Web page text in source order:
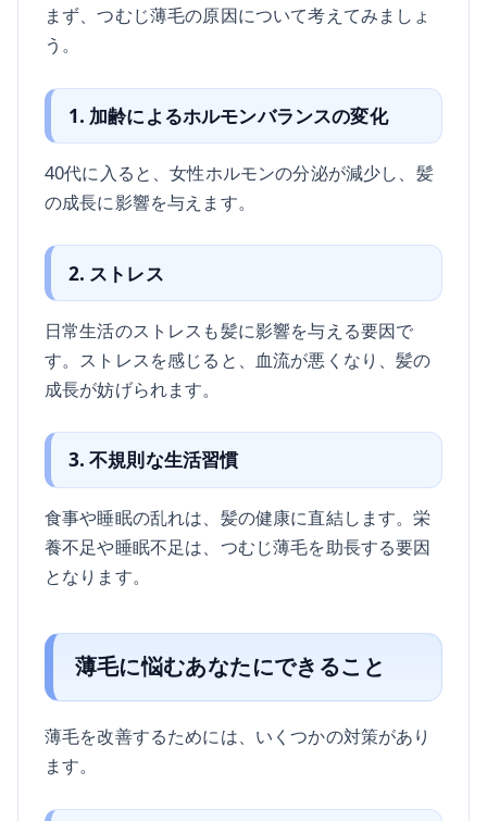
まず、つむじ薄毛の原因について考えてみましょ
う。
1. 加齢によるホルモンバランスの変化
40代に入ると、女性ホルモンの分泌が減少し、髪
の成長に影響を与えます。
2. ストレス
日常生活のストレスも髪に影響を与える要因で
す。ストレスを感じると、血流が悪くなり、髪の
成長が妨げられます。
3. 不規則な生活習慣
食事や睡眠の乱れは、髪の健康に直結します。栄
養不足や睡眠不足は、つむじ薄毛を助長する要因
となります。
薄毛に悩むあなたにできること
薄毛を改善するためには、いくつかの対策があり
ます。